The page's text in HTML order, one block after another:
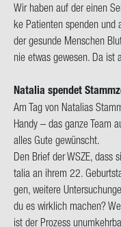
Wir haben auf der einen
ke Pa­ti­en­ten spen­den und
der ge­sun­de Men­schen
nie etwas ge­we­sen. Da ist
Na­ta­lia spen­det
Am Tag von Na­ta­li­as
Handy – das ganze Team
alles Gute ge­wünscht.
Den Brief der WSZE,
ta­lia an ihrem 22.
gen, wei­te­re
du es wirk­lich ma­chen?
ist der Pro­zess